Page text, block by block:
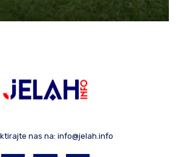
nas na: info@jelah.info